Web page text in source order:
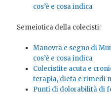
cos’è e cosa indica
Semeiotica della colecisti:
Manovra e segno di
cos’è e cosa indica
Colecistite acuta e
terapia, dieta e rimedi
Punti di dolorabilità di